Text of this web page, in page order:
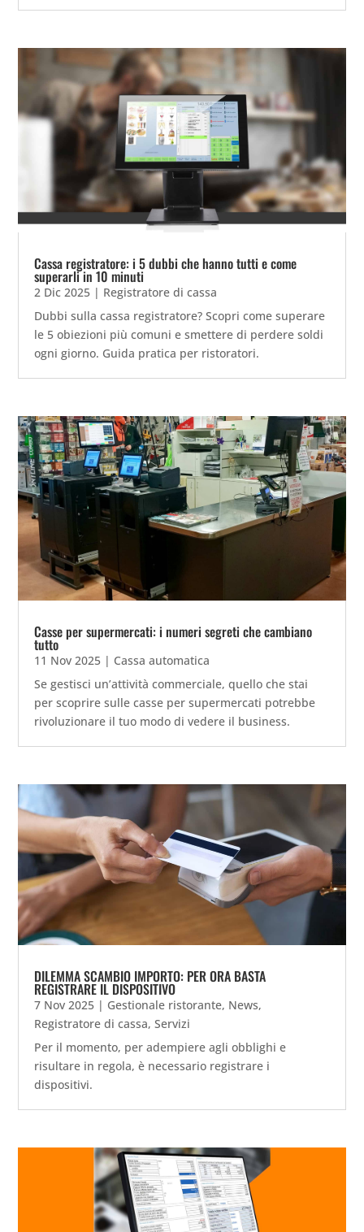
Cassa registratore: i 5 dubbi che hanno tutti e come
superarli in 10 minuti
2 Dic 2025 | Registratore di cassa
Dubbi sulla cassa registratore? Scopri come superare
le 5 obiezioni più comuni e smettere di perdere soldi
ogni giorno. Guida pratica per ristoratori.
Casse per supermercati: i numeri segreti che cambiano
tutto
11 Nov 2025 | Cassa automatica
Se gestisci un’attività commerciale, quello che stai
per scoprire sulle casse per supermercati potrebbe
rivoluzionare il tuo modo di vedere il business.
DILEMMA SCAMBIO IMPORTO: PER ORA BASTA
REGISTRARE IL DISPOSITIVO
7 Nov 2025 | Gestionale ristorante, News,
Registratore di cassa,Servizi
Per il momento, per adempiere agli obblighi e
risultare in regola, è necessario registrare i
dispositivi.